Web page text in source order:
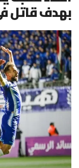
بهدف قاتل